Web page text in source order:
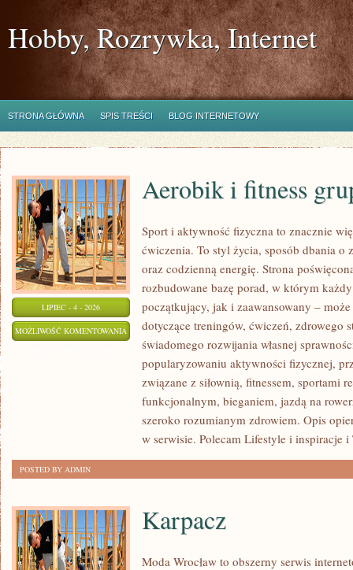
Hobby, Rozrywka, Internet
STRONA GŁÓWNA SPIS TREŚCI BLOG INTERNETOWY
LIPIEC - 4 - 2026
MOŻLIWOŚĆ KOMENTOWANIA AEROBIK
FITNESS
GRUPOWY
Aerobik i fitness
Sport i aktywność fizyczna to znacznie
ćwiczenia. To styl życia, sposób dbania o
oraz codzienną energię. Strona
rozbudowane bazę porad, w którym
początkujący, jak i zaawansowany –
dotyczące treningów, ćwiczeń, zdrowego
świadomego rozwijania własnej
popularyzowaniu aktywności fizycznej,
związane z siłownią, fitnessem, sportami
funkcjonalnym, bieganiem, jazdą na
szeroko rozumianym zdrowiem. Opis
w serwisie. Polecam Lifestyle i inspiracje i
POSTED BY ADMIN
Karpacz
Moda Wrocław to obszerny serwis